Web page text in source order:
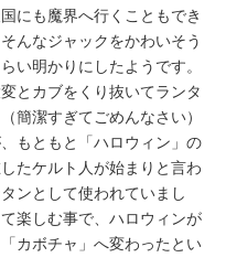
にも魔界へ行くこともでき
んなジャックをかわいそう
い明かりにしたようです。
とカブをくり抜いてランタ
簡潔すぎてごめんなさい）
もともと「ハロウィン」の
たケルト人が始まりと言わ
ンとして使われていまし
楽しむ事で、ハロウィンが
カボチャ」へ変わったとい